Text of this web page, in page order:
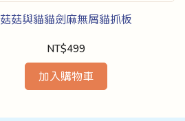
菇菇與貓貓劍麻無屑貓抓板
NT$499
加入購物車